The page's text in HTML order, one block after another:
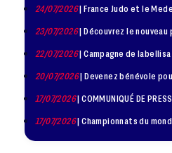
24/07/2026| France Judo et le Medef International organisent
23/07/2026| Découvrez le nouveau podcast de l'été pour les
22/07/2026| Campagne de
20/07/2026| Devenez bénévole pour la Ligue des champions de
17/07/2026| COMMUNIQUÉ DE
17/07/2026| Championnats du monde 2026 : les athlètes